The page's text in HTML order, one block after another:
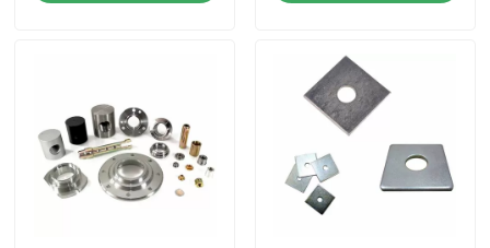
Staffe metalliche personalizzate
Hardware per scaffalature metalliche